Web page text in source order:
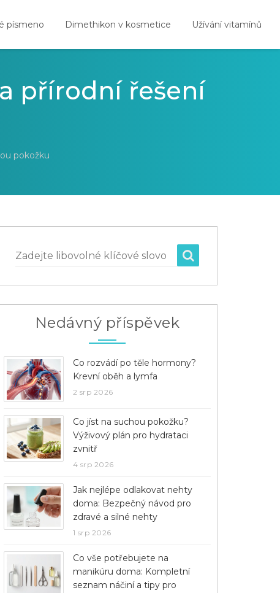
písmeno Dimethikon v kosmetice Užívání vitamínů
přírodní řešení
pokožku
Zadejte libovolné klíčové slovo
Nedávný příspěvek
Co rozvádí po těle hormony?
Krevní oběh a lymfa
2 srp 2026
Co jíst na suchou pokožku?
Výživový plán pro hydrataci
zvnitř
4 srp 2026
Jak nejlépe odlakovat nehty
doma: Bezpečný návod pro
zdravé a silné nehty
1 srp 2026
Co vše potřebujete na
manikúru doma: Kompletní
seznam náčiní a tipy pro